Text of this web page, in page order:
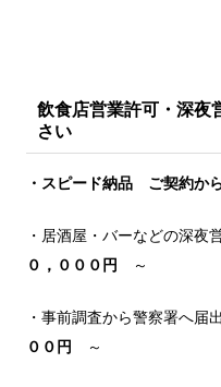
飲食店営業許可・深夜
さい
・スピード納品 ご契約か
・居酒屋・バーなどの深
０，０００円
～
・事前調査から警察署へ
００円
～